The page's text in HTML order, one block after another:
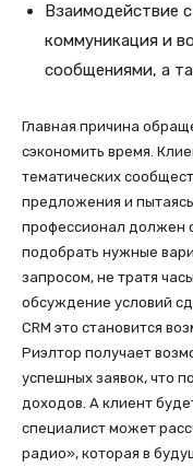
Взаимодействие
коммуникация и
сообщениями, а
Главная причина
сэкономить время.
тематических
предложения и пытаясь
профессионал должен
подобрать нужные
запросом, не тратя
обсуждение условий
CRM это становится
Риэлтор получает
успешных заявок, что
доходов. А клиент
специалист может
радио», которая в